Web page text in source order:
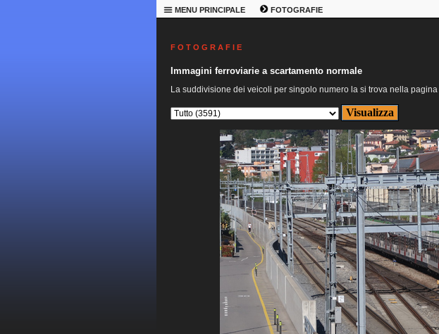
MENU PRINCIPALE FOTOGRAFIE
F O T O G R A F I E
Immagini ferroviarie a scartamento normale
La suddivisione dei veicoli per singolo numero la si trova nella pagina